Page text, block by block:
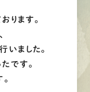
ります。
いました。
です。